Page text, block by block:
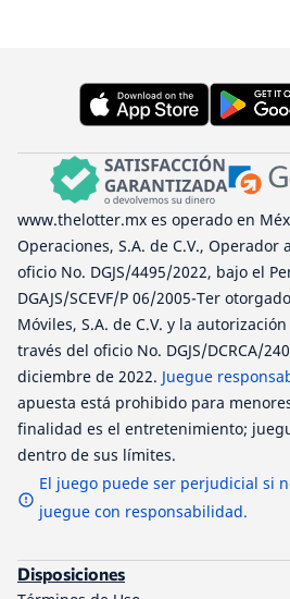
www.thelotter.mx es operado en
Operaciones, S.A. de C.V.,
oficio No. DGJS/4495/2022, bajo el
DGAJS/SCEVF/P 06/2005-Ter
Móviles, S.A. de C.V. y la
través del oficio No. DGJS/DCRCA/
diciembre de 2022. Juegue
apuesta está prohibido para
finalidad es el entretenimiento;
dentro de sus límites.
El juego puede ser perjudicial si
juegue con responsabilidad.
Disposiciones